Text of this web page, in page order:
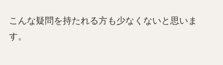
こんな疑問を持たれる方も少なくないと思いま
す。